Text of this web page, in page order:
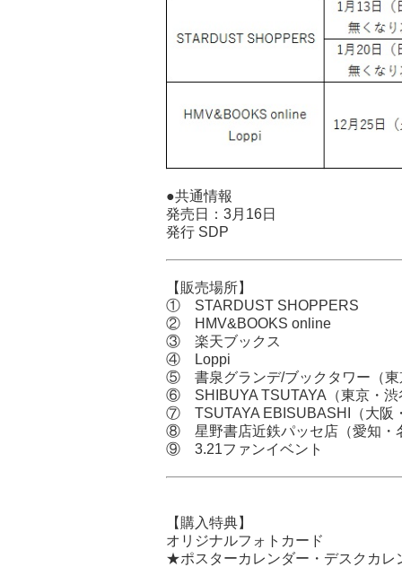
●共通情報
発売日：3月16日
発行 SDP
【販売場所】
① STARDUST SHOPPERS
② HMV&BOOKS online
③ 楽天ブックス
④ Loppi
⑤ 書泉グランデ/ブックタワー（東
⑥ SHIBUYA TSUTAYA（東京・渋
⑦ TSUTAYA EBISUBASHI（大阪
⑧ 星野書店近鉄パッセ店（愛知・
⑨ 3.21ファンイベント
【購入特典】
オリジナルフォトカード
★ポスターカレンダー・デスクカレ